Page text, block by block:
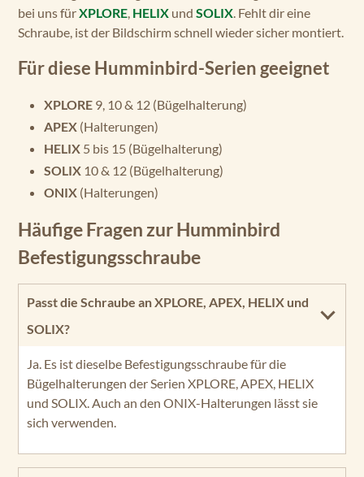
bei uns fürXPLORE, HELIX und SOLIX. Fehlt dir eine
Schraube, ist der Bildschirm schnell wieder sicher montiert.
Für diese Humminbird-Serien geeignet
XPLORE 9, 10 & 12 (Bügelhalterung)
APEX (Halterungen)
HELIX 5 bis 15 (Bügelhalterung)
SOLIX 10 & 12 (Bügelhalterung)
ONIX (Halterungen)
Häufige Fragen zur Humminbird
Befestigungsschraube
Passt die Schraube an XPLORE, APEX, HELIX und
SOLIX?
Ja. Es ist dieselbe Befestigungsschraube für die
Bügelhalterungen der Serien XPLORE, APEX, HELIX
und SOLIX. Auch an den ONIX-Halterungen lässt sie
sich verwenden.